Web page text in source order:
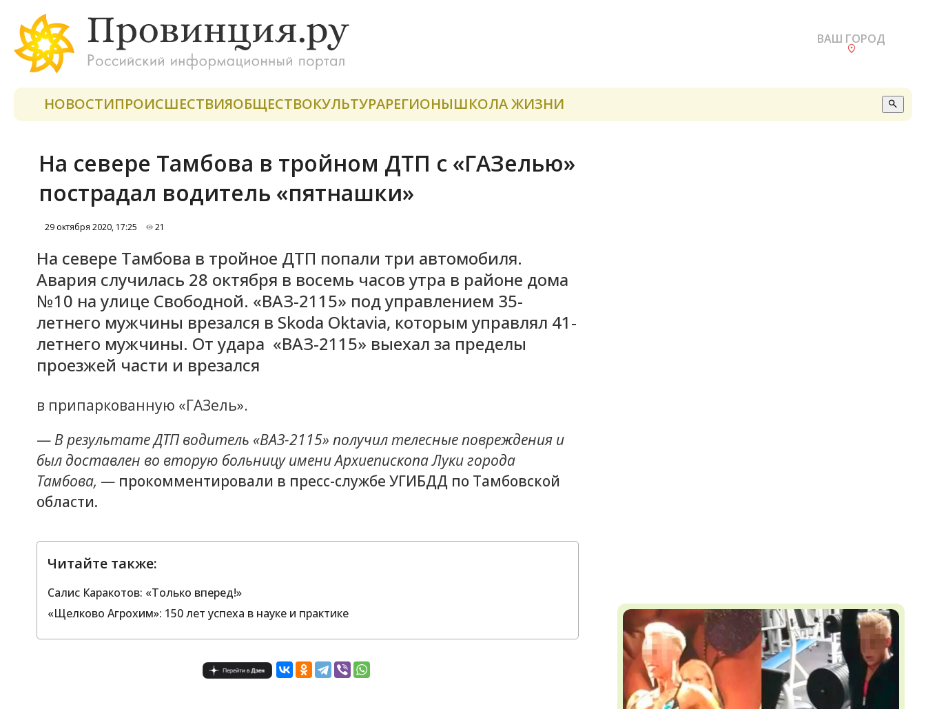
ВАШ ГОРОД
НОВОСТИПРОИСШЕСТВИЯОБЩЕСТВОКУЛЬТУРАРЕГИОНЫШКОЛА ЖИЗНИ
На севере Тамбова в тройном ДТП с «ГАЗелью»
пострадал водитель «пятнашки»
29 октября 2020, 17:25 21
На севере Тамбова в тройное ДТП попали три автомобиля.
Авария случилась 28 октября в восемь часов утра в районе дома
№10 на улице Свободной. «ВАЗ-2115» под управлением 35-
летнего мужчины врезался в Skoda Oktavia, которым управлял 41-
летнего мужчины. От удара «ВАЗ-2115» выехал за пределы
проезжей части и врезался
в припаркованную «ГАЗель».
— В результате ДТП водитель «ВАЗ-2115» получил телесные повреждения и
был доставлен во вторую больницу имени Архиепископа Луки города
Тамбова, — прокомментировали в пресс-службе УГИБДД по Тамбовской
области.
Читайте также:
Салис Каракотов: «Только вперед!»
«Щелково Агрохим»: 150 лет успеха в науке и практике